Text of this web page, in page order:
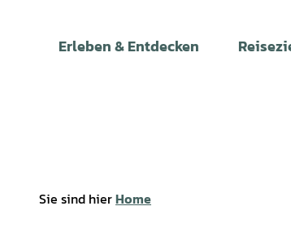
Erleben & Entdecken
Sie sind hierHome